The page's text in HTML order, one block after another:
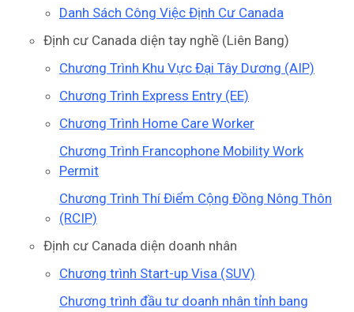
Danh Sách Công Việc Định Cư Canada
Định cư Canada diện tay nghề (Liên Bang)
Chương Trình Khu Vực Đại Tây Dương (AIP)
Chương Trình Express Entry (EE)
Chương Trình Home Care Worker
Chương Trình Francophone Mobility Work
Permit
Chương Trình Thí Điểm Cộng Đồng Nông Thôn
(RCIP)
Định cư Canada diện doanh nhân
Chương trình Start-up Visa (SUV)
Chương trình đầu tư doanh nhân tỉnh bang